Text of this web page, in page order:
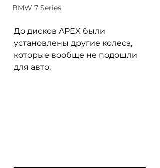
BMW 7 Series
До дисков APEX были
установлены другие колеса,
которые вообще не подошли
для авто.